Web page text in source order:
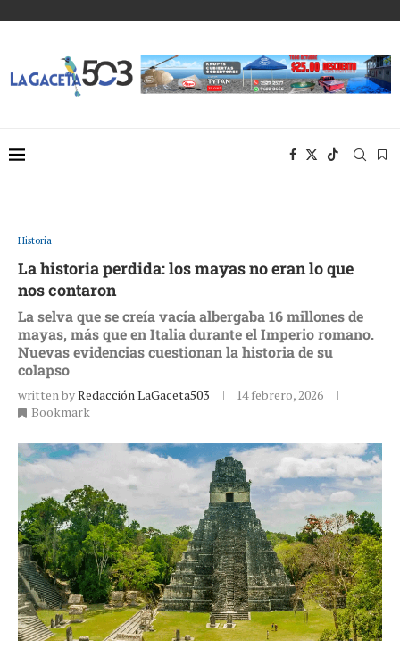
Historia
La historia perdida: los mayas no eran lo que
nos contaron
La selva que se creía vacía albergaba 16 millones de
mayas, más que en Italia durante el Imperio romano.
Nuevas evidencias cuestionan la historia de su
colapso
written byRedacción LaGaceta503
14 febrero, 2026
Bookmark